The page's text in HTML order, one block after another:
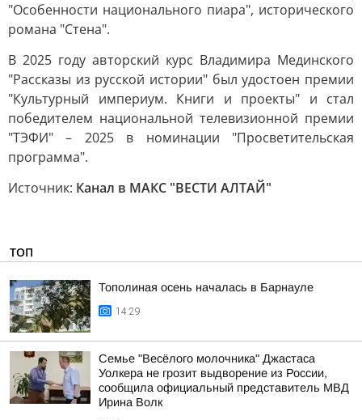
"Особенности национального пиара", исторического
романа "Стена".
В 2025 году авторский курс Владимира Мединского
"Рассказы из русской истории" был удостоен премии
"Культурный империум. Книги и проекты" и стал
победителем национальной телевизионной премии
"ТЭФИ" – 2025 в номинации "Просветительская
программа".
Источник: Канал в МАКС "ВЕСТИ АЛТАЙ"
ТОП
Тополиная осень началась в Барнауле
14:29
Семье "Весёлого молочника" Джастаса
Уолкера не грозит выдворение из России,
сообщила официальный представитель МВД
Ирина Волк